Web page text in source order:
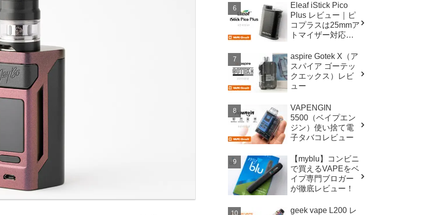
Eleaf iStick Pico
Plus レビュー｜ピ
コプラスは25mmア
トマイザー対応！
化！！
aspire Gotek X（ア
スパイア ゴーテッ
クエックス）レビ
ュー
VAPENGIN
5500（ベイプエン
ジン）使い捨て電
子タバコレビュー
【myblu】コンビニ
で買えるVAPEをベ
イプ専門ブロガー
が徹底レビュー！
geek vape L200 レ